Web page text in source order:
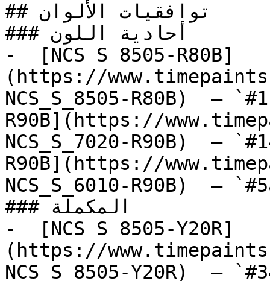
## توافقيات الألوان
### أحادية اللون
-  [NCS S 8505-R80B]
(https://
NCS_S_8505-R80B)  —
R90B](https://
NCS_S_7020-R90B)  —
R90B](https://
NCS_S_6010-R90B)  —
### المكملة
-  [NCS S 8505-Y20R]
(https://
NCS_S_8505-Y20R)  —